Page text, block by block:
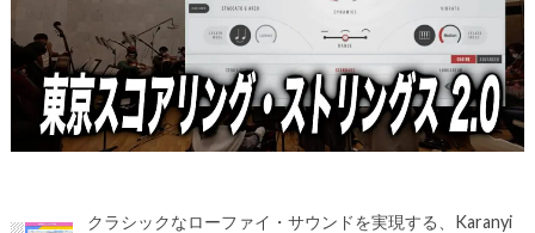
クラシックなローファイ・サウンドを実現する、Karanyi